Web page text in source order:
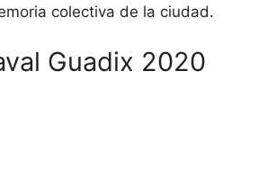
colectiva de la ciudad.
Guadix 2020